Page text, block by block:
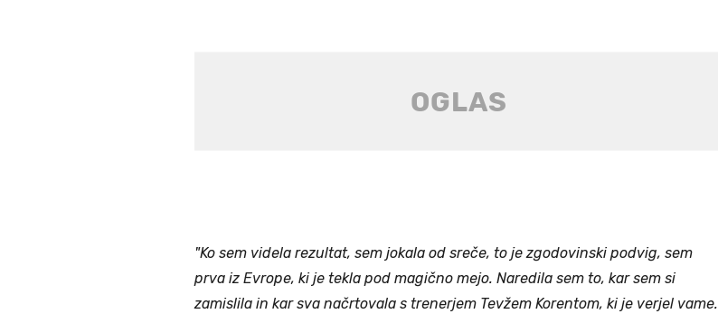
"Ko sem videla rezultat, sem jokala od sreče, to je zgodovinski podvig, sem
prva iz Evrope, ki je tekla pod magično mejo. Naredila sem to, kar sem si
zamislila in kar sva načrtovala s trenerjem Tevžem Korentom, ki je verjel vame.